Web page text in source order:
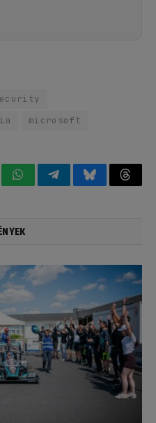
microsoft
WhatsAppTelegramBluesky